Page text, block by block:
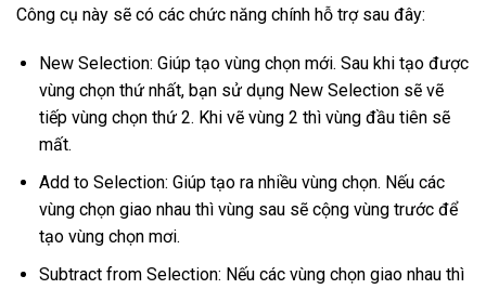
Công cụ này sẽ có các chức năng chính hỗ trợ sau đây:
New Selection: Giúp tạo vùng chọn mới. Sau khi tạo được
vùng chọn thứ nhất, bạn sử dụng New Selection sẽ vẽ
tiếp vùng chọn thứ 2. Khi vẽ vùng 2 thì vùng đầu tiên sẽ
mất.
Add to Selection: Giúp tạo ra nhiều vùng chọn. Nếu các
vùng chọn giao nhau thì vùng sau sẽ cộng vùng trước để
tạo vùng chọn mơi.
Subtract from Selection: Nếu các vùng chọn giao nhau thì